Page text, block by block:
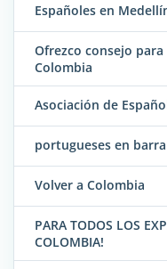
Españoles en
Ofrezco consejo
Colombia
Asociación de
portugueses en
Volver a Colombia
PARA TODOS LOS
COLOMBIA!